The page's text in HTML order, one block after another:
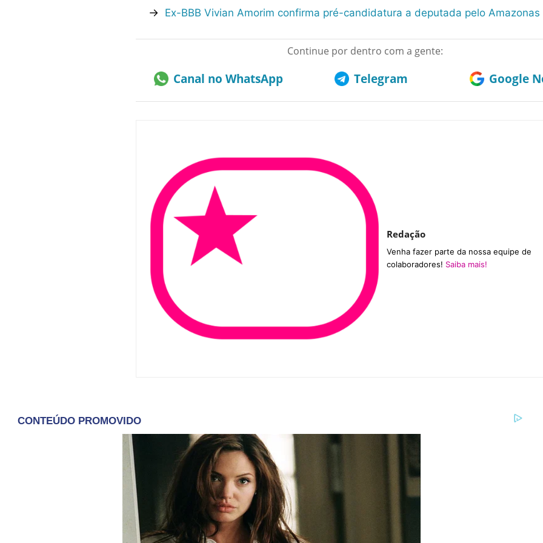
→ Ex-BBB Vivian Amorim confirma pré-candidatura a deputada pelo Amazonas
Continue por dentro com a gente:
Canal no WhatsApp Telegram Google
Redação
Venha fazer parte da nossa equipe de
colaboradores! Saiba mais!